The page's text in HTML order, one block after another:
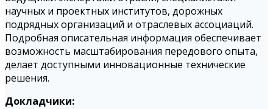
научных и проектных институтов, дорожных
подрядных организаций и отраслевых ассоциаций.
Подробная описательная информация обеспечивает
возможность масштабирования передового опыта,
делает доступными инновационные технические
решения.
Докладчики: